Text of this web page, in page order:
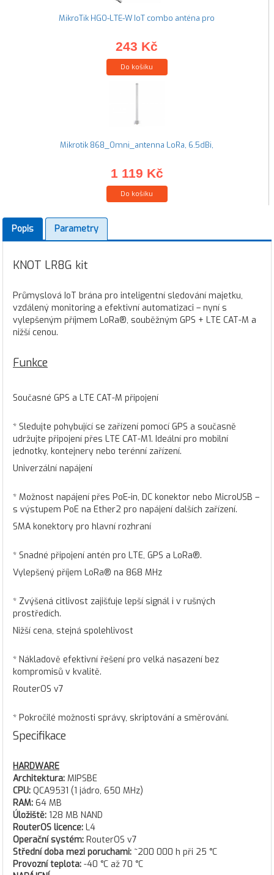
MikroTik HGO-LTE-W IoT combo anténa pro
243 Kč
Do košíku
Mikrotik 868_Omni_antenna LoRa, 6.5dBi,
1 119 Kč
Do košíku
Popis Parametry
KNOT LR8G kit
Průmyslová IoT brána pro inteligentní sledování majetku,
vzdálený monitoring a efektivní automatizaci – nyní s
vylepšeným příjmem LoRa®, souběžným GPS + LTE CAT-M a
nižší cenou.
Funkce
Současné GPS a LTE CAT-M připojení
* Sledujte pohybující se zařízení pomocí GPS a současně
udržujte připojení přes LTE CAT-M1. Ideální pro mobilní
jednotky, kontejnery nebo terénní zařízení.
Univerzální napájení
* Možnost napájení přes PoE-in, DC konektor nebo MicroUSB –
s výstupem PoE na Ether2 pro napájení dalších zařízení.
SMA konektory pro hlavní rozhraní
* Snadné připojení antén pro LTE, GPS a LoRa®.
Vylepšený příjem LoRa® na 868 MHz
* Zvýšená citlivost zajišťuje lepší signál i v rušných
prostředích.
Nižší cena, stejná spolehlivost
* Nákladově efektivní řešení pro velká nasazení bez
kompromisů v kvalitě.
RouterOS v7
* Pokročilé možnosti správy, skriptování a směrování.
Specifikace
HARDWARE
Architektura: MIPSBE
CPU: QCA9531 (1 jádro, 650 MHz)
RAM: 64 MB
Úložiště: 128 MB NAND
RouterOS licence: L4
Operační systém: RouterOS v7
Střední doba mezi poruchami: ~200 000 h při 25 °C
Provozní teplota: -40 °C až 70 °C